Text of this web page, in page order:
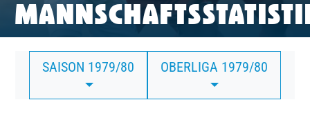
CAMPUS
CLUB
CLUBMITGLIEDSCHAFT
BUSINESS
SAISON 1979/80 OBERLIGA 1979/80